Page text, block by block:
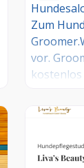
Zum
vor.
Sie